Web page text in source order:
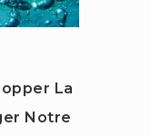
La
Notre